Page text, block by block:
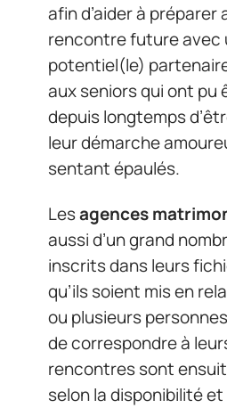
afin d’aider à préparer
rencontre future avec
potentiel(le)
aux seniors qui ont pu
depuis longtemps
leur démarche
sentant épaulés.
Lesagences
aussi d’un grand
inscrits dans leurs
qu’ils soient mis en
ou plusieurs
de correspondre à
rencontres sont
selon la disponibilité